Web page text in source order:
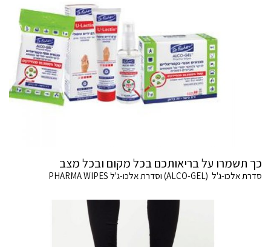
כך תשמרו על בריאותכם בכל מקום ובכל מצב
סדרת אלכו-ג'ל (ALCO-GEL) וסדרת אלכו-ג'ל PHARMA WIPES